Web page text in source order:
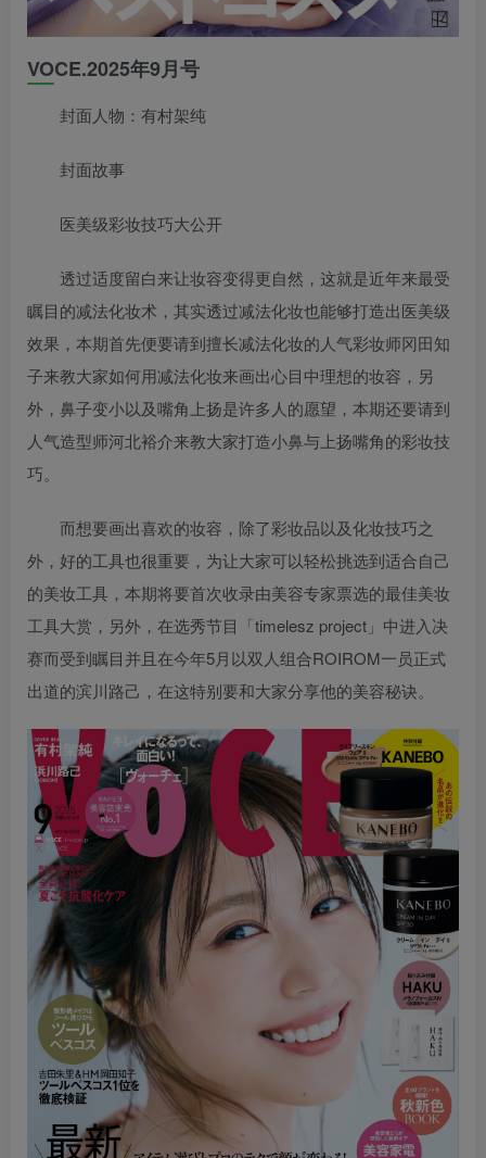
VOCE.2025年9月号
封面人物：有村架纯
封面故事
医美级彩妆技巧大公开
透过适度留白来让妆容变得更自然，这就是近年来最受
瞩目的减法化妆术，其实透过减法化妆也能够打造出医美级
效果，本期首先便要请到擅长减法化妆的人气彩妆师冈田知
子来教大家如何用减法化妆来画出心目中理想的妆容，另
外，鼻子变小以及嘴角上扬是许多人的愿望，本期还要请到
人气造型师河北裕介来教大家打造小鼻与上扬嘴角的彩妆技
巧。
而想要画出喜欢的妆容，除了彩妆品以及化妆技巧之
外，好的工具也很重要，为让大家可以轻松挑选到适合自己
的美妆工具，本期将要首次收录由美容专家票选的最佳美妆
工具大赏，另外，在选秀节目「timelesz project」中进入决
赛而受到瞩目并且在今年5月以双人组合ROIROM一员正式
出道的滨川路己，在这特别要和大家分享他的美容秘诀。